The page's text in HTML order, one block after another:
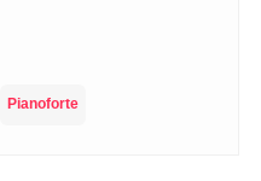
Pianoforte